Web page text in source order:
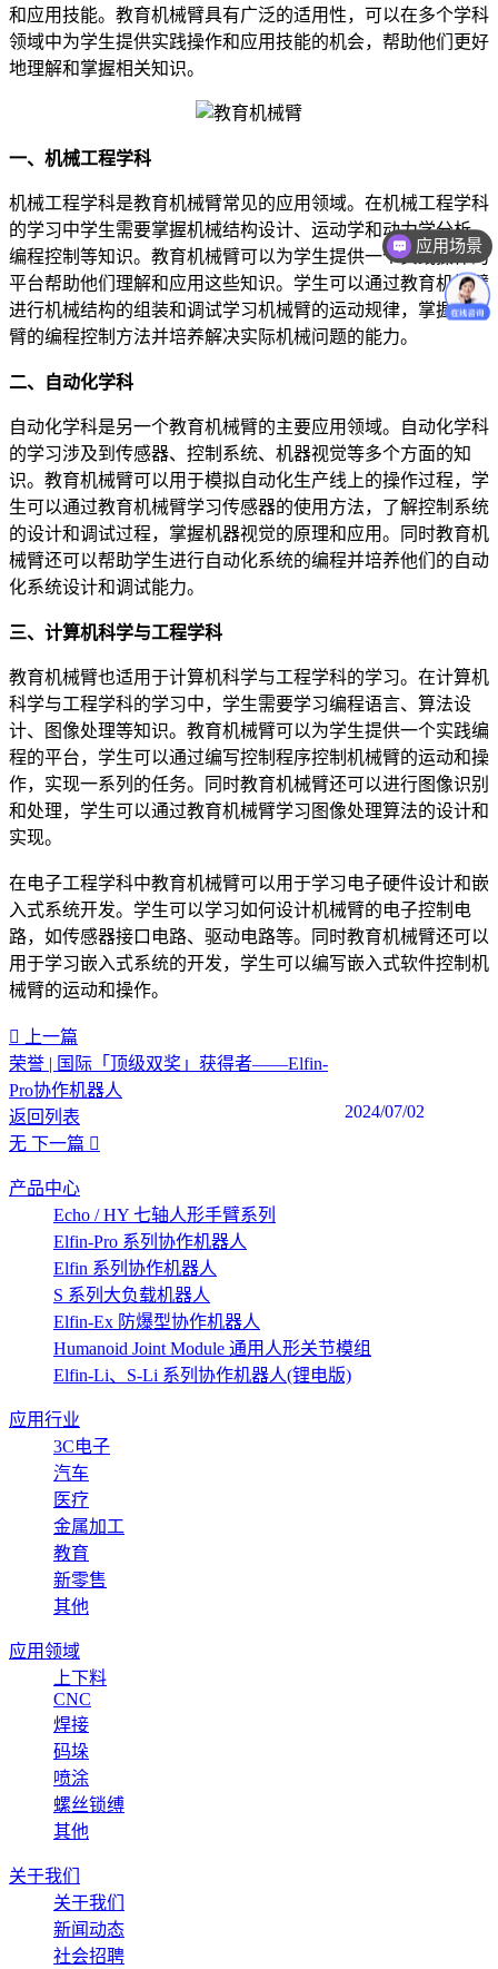
和应用技能。教育机械臂具有广泛的适用性，可以在多个学科
领域中为学生提供实践操作和应用技能的机会，帮助他们更好
地理解和掌握相关知识。
一、机械工程学科
机械工程学科是教育机械臂常见的应用领域。在机械工程学科
的学习中学生需要掌握机械结构设计、运动学和动力学分析、
编程控制等知识。教育机械臂可以为学生提供一个实践操作的
平台帮助他们理解和应用这些知识。学生可以通过教育机械臂
进行机械结构的组装和调试学习机械臂的运动规律，掌握机械
臂的编程控制方法并培养解决实际机械问题的能力。
二、自动化学科
自动化学科是另一个教育机械臂的主要应用领域。自动化学科
的学习涉及到传感器、控制系统、机器视觉等多个方面的知
识。教育机械臂可以用于模拟自动化生产线上的操作过程，学
生可以通过教育机械臂学习传感器的使用方法，了解控制系统
的设计和调试过程，掌握机器视觉的原理和应用。同时教育机
械臂还可以帮助学生进行自动化系统的编程并培养他们的自动
化系统设计和调试能力。
三、计算机科学与工程学科
教育机械臂也适用于计算机科学与工程学科的学习。在计算机
科学与工程学科的学习中，学生需要学习编程语言、算法设
计、图像处理等知识。教育机械臂可以为学生提供一个实践编
程的平台，学生可以通过编写控制程序控制机械臂的运动和操
作，实现一系列的任务。同时教育机械臂还可以进行图像识别
和处理，学生可以通过教育机械臂学习图像处理算法的设计和
实现。
在电子工程学科中教育机械臂可以用于学习电子硬件设计和嵌
入式系统开发。学生可以学习如何设计机械臂的电子控制电
路，如传感器接口电路、驱动电路等。同时教育机械臂还可以
用于学习嵌入式系统的开发，学生可以编写嵌入式软件控制机
械臂的运动和操作。
上一篇
荣誉 | 国际「顶级双奖」获得者——Elfin-
Pro协作机器人
2024/07/02
返回列表
无
下一篇
产品中心
Echo / HY 七轴人形手臂系列
Elfin-Pro 系列协作机器人
Elfin 系列协作机器人
S 系列大负载机器人
Elfin-Ex 防爆型协作机器人
Humanoid Joint Module 通用人形关节模组
Elfin-Li、S-Li 系列协作机器人(锂电版)
应用行业
3C电子
汽车
医疗
金属加工
教育
新零售
其他
应用领域
上下料
CNC
焊接
码垛
喷涂
螺丝锁缚
其他
关于我们
关于我们
新闻动态
社会招聘
应用场景